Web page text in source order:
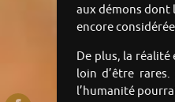
aux démons dont
encore
De plus, la réalité
loin d’être
l’humanité